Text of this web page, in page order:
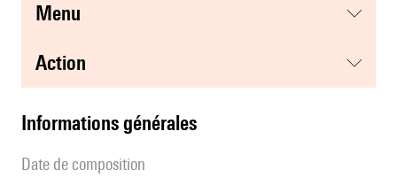
menu
action
informations générales
date de composition